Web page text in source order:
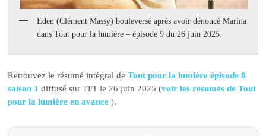
Eden (Clément Massy) bouleversé après avoir dénoncé Marina
dans Tout pour la lumière – épisode 9 du 26 juin 2025.
Retrouvez le résumé intégral deTout pour la lumière épisode 8
saison 1 diffusé sur TF1 le 26 juin 2025 (voir les résumés de Tout
pour la lumière en avance).